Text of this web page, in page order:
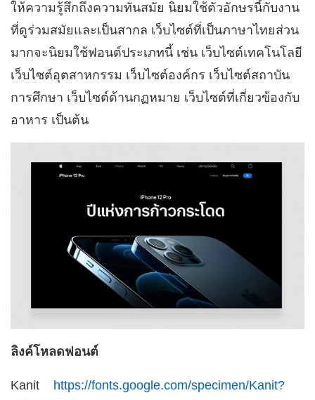
ให้ความรู้สึกถึงความทันสมัย นิยมใช้ตัวอักษรนี้กับงาน
ที่ดูร่วมสมัยและเป็นสากล เว็บไซต์ที่เป็นภาษาไทยส่วน
มากจะนิยมใช้ฟอนต์ประเภทนี้ เช่น เว็บไซต์เทคโนโลยี
เว็บไซต์อุตสาหกรรม เว็บไซต์องค์กร เว็บไซต์สถาบัน
การศึกษา เว็บไซต์ด้านกฏหมาย เว็บไซต์ที่เกี่ยวข้องกับ
อาหาร เป็นต้น
ลิงค์โหลดฟอนต์
Kanit https://fonts.google.com/specimen/Kanit?